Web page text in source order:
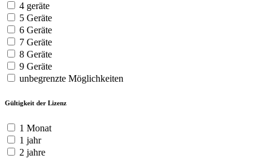
4 geräte
5 Geräte
6 Geräte
7 Geräte
8 Geräte
9 Geräte
unbegrenzte Möglichkeiten
Gültigkeit der Lizenz
1 Monat
1 jahr
2 jahre